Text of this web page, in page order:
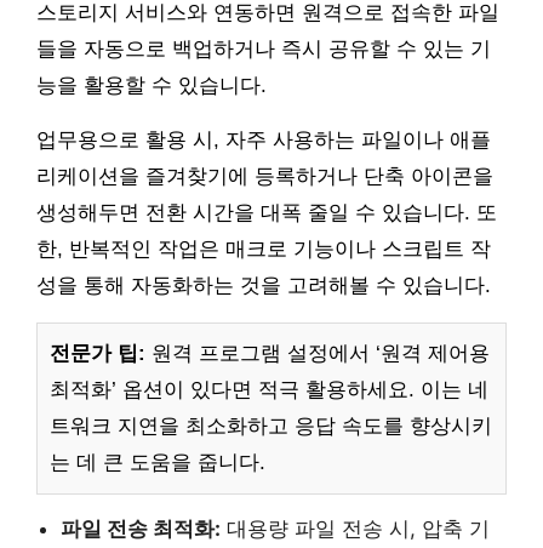
스토리지 서비스와 연동하면 원격으로 접속한 파일
들을 자동으로 백업하거나 즉시 공유할 수 있는 기
능을 활용할 수 있습니다.
업무용으로 활용 시, 자주 사용하는 파일이나 애플
리케이션을 즐겨찾기에 등록하거나 단축 아이콘을
생성해두면 전환 시간을 대폭 줄일 수 있습니다. 또
한, 반복적인 작업은 매크로 기능이나 스크립트 작
성을 통해 자동화하는 것을 고려해볼 수 있습니다.
전문가 팁: 원격 프로그램 설정에서 ‘원격 제어용
최적화’ 옵션이 있다면 적극 활용하세요. 이는 네
트워크 지연을 최소화하고 응답 속도를 향상시키
는 데 큰 도움을 줍니다.
파일 전송 최적화: 대용량 파일 전송 시, 압축 기